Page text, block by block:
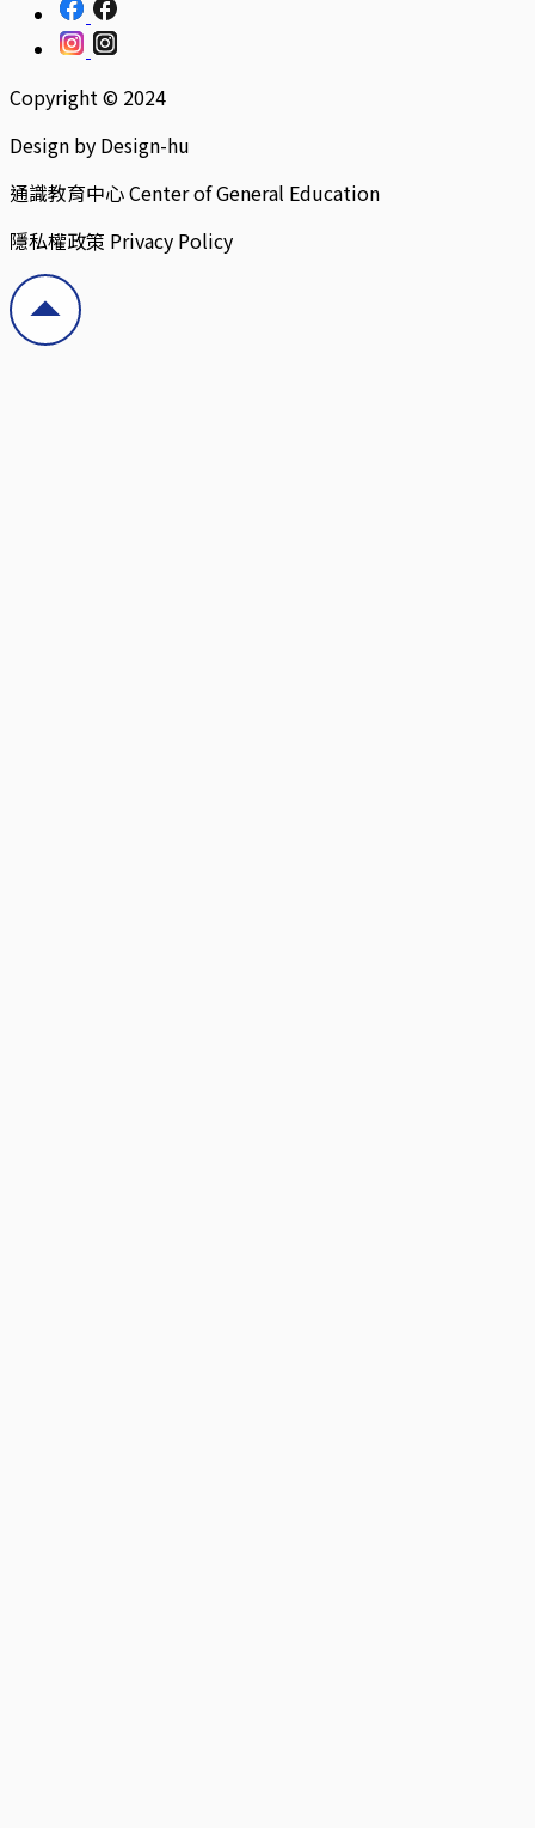
Copyright © 2024
Design by Design-hu
通識教育中心 Center of General Education
隱私權政策 Privacy Policy